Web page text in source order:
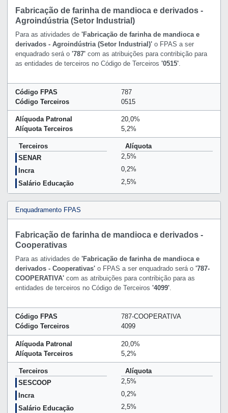
Fabricação de farinha de mandioca e derivados -
Agroindústria (Setor Industrial)
Para as atividades de 'Fabricação de farinha de mandioca e
derivados - Agroindústria (Setor Industrial)'o FPAS a ser
enquadrado será o '787'com as atribuições para contribição para
as entidades de terceiros no Código de Terceiros '0515'.
Código FPAS
787
Código Terceiros
0515
Alíquoda Patronal
20,0%
Alíquota Terceiros
5,2%
Terceiros
Alíquota
SENAR
2,5%
Incra
0,2%
Salário Educação
2,5%
Enquadramento FPAS
Fabricação de farinha de mandioca e derivados -
Cooperativas
Para as atividades de 'Fabricação de farinha de mandioca e
derivados - Cooperativas'o FPAS a ser enquadrado será o '787-
COOPERATIVA'com as atribuições para contribição para as
entidades de terceiros no Código de Terceiros '4099'.
Código FPAS
787-COOPERATIVA
Código Terceiros
4099
Alíquoda Patronal
20,0%
Alíquota Terceiros
5,2%
Terceiros
Alíquota
SESCOOP
2,5%
Incra
0,2%
Salário Educação
2,5%